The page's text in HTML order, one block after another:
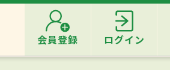
会員登録 ログイン